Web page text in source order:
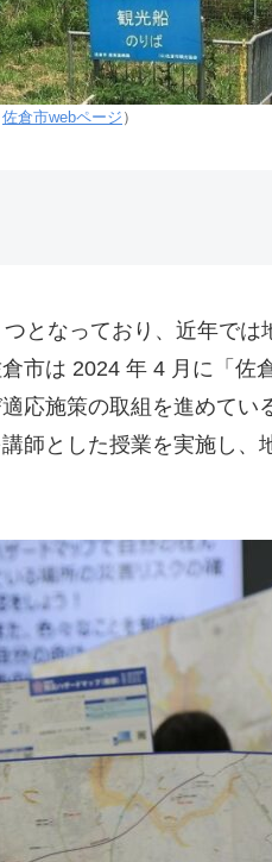
佐倉市webページ ）
となっており、近年で
市は 2024 年 4 月に「佐
応施策の取組を進めて
師とした授業を実施し